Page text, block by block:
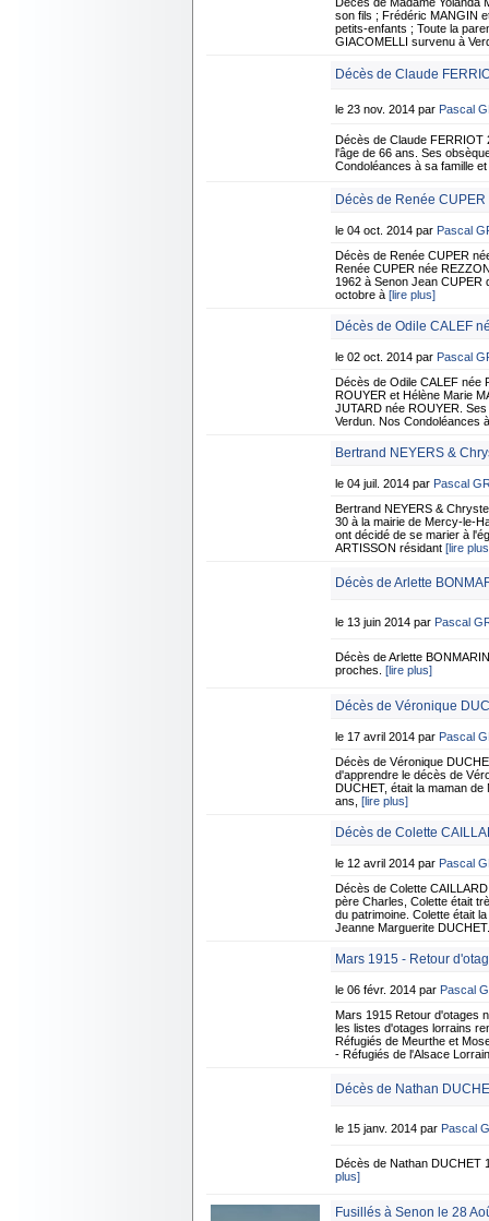
son fils ; Frédéric MANGIN
petits-enfants ; Toute la
GIACOMELLI survenu à
Décès de Claude
le 23 nov. 2014 par Pascal
Décès de Claude FERRIOT
l'âge de 66 ans. Ses
Condoléances à sa famille
Décès de Renée
le 04 oct. 2014 par Pascal
Décès de Renée CUPER
Renée CUPER née
1962 à Senon Jean CUPER
octobre à [lire plus]
Décès de Odile CALEF
le 02 oct. 2014 par Pascal
Décès de Odile CALEF née
ROUYER et Hélène Marie
JUTARD née ROUYER.
Verdun. Nos Condoléances
Bertrand NEYERS &
le 04 juil. 2014 par Pascal
Bertrand NEYERS &
30 à la mairie de Mercy-le-
ont décidé de se marier à
ARTISSON résidant [lire
Décès de Arlette
le 13 juin 2014 par Pascal
Décès de Arlette
proches. [lire plus]
Décès de Véronique
le 17 avril 2014 par Pascal
Décès de Véronique
d'apprendre le décès de
DUCHET, était la maman
ans, [lire plus]
Décès de Colette
le 12 avril 2014 par Pascal
Décès de Colette
père Charles, Colette était
du patrimoine. Colette était
Jeanne Marguerite
Mars 1915 - Retour
le 06 févr. 2014 par Pascal
Mars 1915 Retour d'otages
les listes d'otages lorrains
Réfugiés de Meurthe et
- Réfugiés de l'Alsace
Décès de Nathan
le 15 janv. 2014 par Pascal
Décès de Nathan DUCHET
plus]
Fusillés à Senon le 28